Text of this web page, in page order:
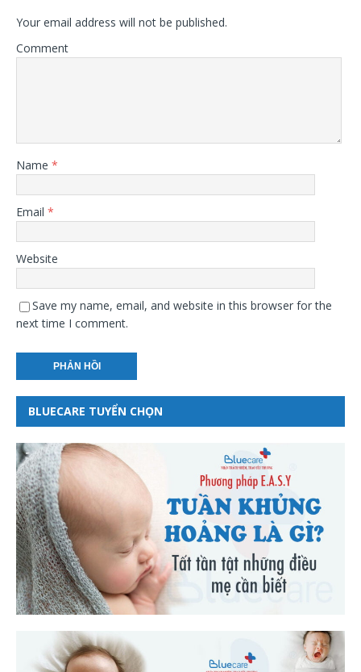
Your email address will not be published.
Comment
Name *
Email *
Website
Save my name, email, and website in this browser for the
next time I comment.
BLUECARE TUYỂN CHỌN